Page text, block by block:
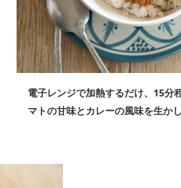
電子レンジで加熱するだけ、15分
マトの甘味とカレーの風味を生か